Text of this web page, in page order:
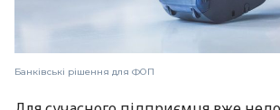
Банківські рішення для ФОП